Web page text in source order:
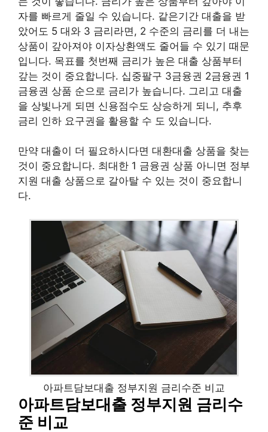
자를 빠르게 줄일 수 있습니다. 같은기간 대출을 받
았어도 5 대와 3 금리라면, 2 수준의 금리를 더 내는
상품이 갚아져야 이자상환액도 줄어들 수 있기 때문
입니다. 목표를 첫번째 금리가 높은 대출 상품부터
갚는 것이 중요합니다. 십중팔구 3금융권 2금융권 1
금융권 상품 순으로 금리가 높습니다. 그리고 대출
을 상빛나게 되면 신용점수도 상승하게 되니, 추후
금리 인하 요구권을 활용할 수 도 있습니다.
만약 대출이 더 필요하시다면 대환대출 상품을 찾는
것이 중요합니다. 최대한 1 금융권 상품 아니면 정부
지원 대출 상품으로 갈아탈 수 있는 것이 중요합니
다.
아파트담보대출 정부지원 금리수준 비교
아파트담보대출 정부지원 금리수
준 비교